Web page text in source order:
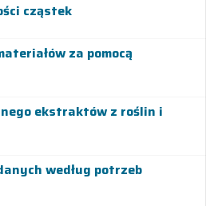
cząstek
za pomocą
ekstraktów z roślin i
według potrzeb